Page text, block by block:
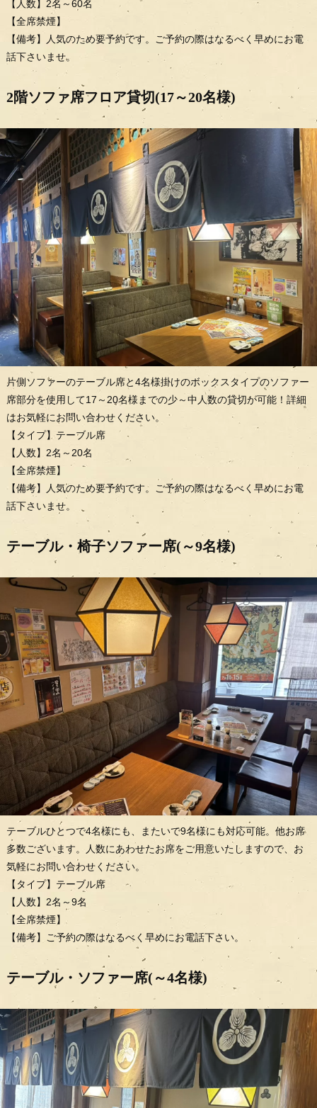
【人数】2名～60名
【全席禁煙】
【備考】人気のため要予約です。ご予約の際はなるべく早めにお電
話下さいませ。
2階ソファ席フロア貸切(17～20名様)
片側ソファーのテーブル席と4名様掛けのボックスタイプのソファー
席部分を使用して17～20名様までの少～中人数の貸切が可能！詳細
はお気軽にお問い合わせください。
【タイプ】テーブル席
【人数】2名～20名
【全席禁煙】
【備考】人気のため要予約です。ご予約の際はなるべく早めにお電
話下さいませ。
テーブル・椅子ソファー席(～9名様)
テーブルひとつで4名様にも、またいで9名様にも対応可能。他お席
多数ございます。人数にあわせたお席をご用意いたしますので、お
気軽にお問い合わせください。
【タイプ】テーブル席
【人数】2名～9名
【全席禁煙】
【備考】ご予約の際はなるべく早めにお電話下さい。
テーブル・ソファー席(～4名様)